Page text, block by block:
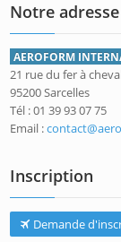
Notre adresse
AEROFORM
21 rue du fer à
95200 Sarcelles
Tél : 01 39 93 07 75
Email :
Inscription
Demande